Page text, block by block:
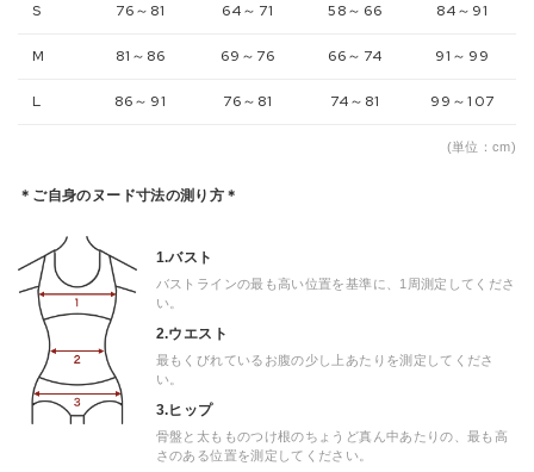
S 76～81 64～71 58～66 84～91
M 81～86 69～76 66～74 91～99
L 86～91 76～81 74～81 99～107
(単位：cm)
＊ご自身のヌード寸法の測り方＊
1.バスト
バストラインの最も高い位置を基準に、1周測定してくださ
い。
2.ウエスト
最もくびれているお腹の少し上あたりを測定してくださ
い。
3.ヒップ
骨盤と太もものつけ根のちょうど真ん中あたりの、最も高
さのある位置を測定してください。